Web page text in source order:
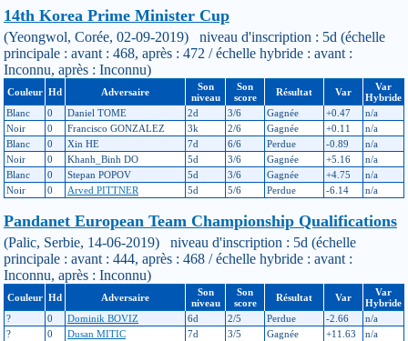
14th Korea Prime Minister Cup
(Yeongwol, Corée, 02-09-2019) niveau d'inscription : 5d (échelle
principale : avant : 468, après : 472 / échelle hybride : avant :
Inconnu, après : Inconnu)
Couleur Hd Adversaire
Son
niveau
Son
score
Résultat Var
Var
Hybride
Blanc
0 Daniel TOME 2d 3/6 Gagnée +0.47
n/a
Noir
0 Francisco GONZALEZ 3k 2/6 Gagnée +0.11
n/a
Blanc
0 Xin HE 7d 6/6 Perdue -0.89
n/a
Noir
0 Khanh_Binh DO 5d 3/6 Gagnée +5.16
n/a
Blanc
0 Stepan POPOV 5d 3/6 Gagnée +4.75
n/a
Noir
0 Arved PITTNER 5d 5/6 Perdue -6.14 n/a
Pandanet European Team Championship Qualifications
(Palic, Serbie, 14-06-2019) niveau d'inscription : 5d (échelle
principale : avant : 444, après : 468 / échelle hybride : avant :
Inconnu, après : Inconnu)
Couleur Hd Adversaire
Son
niveau
Son
score
Résultat Var
Var
Hybride
?
0 Dominik BOVIZ 6d 2/5 Perdue -2.66
n/a
?
0 Dusan MITIC 7d 3/5 Gagnée +11.63
n/a